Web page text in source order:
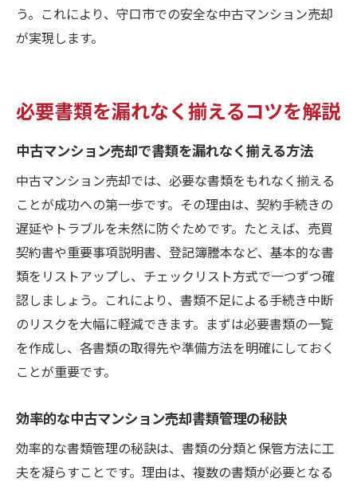
う。これにより、守口市での安全な中古マンション売却
が実現します。
必要書類を漏れなく揃えるコツを解説
中古マンション売却で書類を漏れなく揃える方法
中古マンション売却では、必要な書類をもれなく揃える
ことが成功への第一歩です。その理由は、契約手続きの
遅延やトラブルを未然に防ぐためです。たとえば、売買
契約書や重要事項説明書、登記簿謄本など、基本的な書
類をリストアップし、チェックリスト方式で一つずつ確
認しましょう。これにより、書類不足による手続き中断
のリスクを大幅に軽減できます。まずは必要書類の一覧
を作成し、各書類の取得先や準備方法を明確にしておく
ことが重要です。
効率的な中古マンション売却書類管理の秘訣
効率的な書類管理の秘訣は、書類の分類と保管方法に工
夫を凝らすことです。理由は、複数の書類が必要となる